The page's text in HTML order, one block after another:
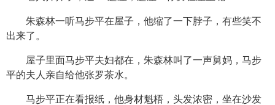
朱森林一听马步平在屋子，他缩了一下脖子，有些笑不
出来了。
屋子里面马步平夫妇都在，朱森林叫了一声舅妈，马步
平的夫人亲自给他张罗茶水。
马步平正在看报纸，他身材魁梧，头发浓密，坐在沙发